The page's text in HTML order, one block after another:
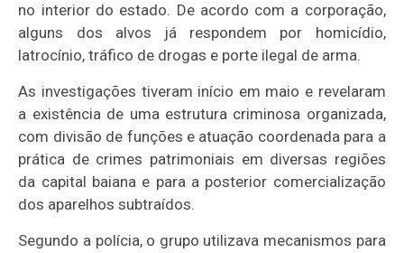
no interior do estado. De acordo com a corporação,
alguns dos alvos já respondem por homicídio,
latrocínio, tráfico de drogas e porte ilegal de arma.
As investigações tiveram início em maio e revelaram
a existência de uma estrutura criminosa organizada,
com divisão de funções e atuação coordenada para a
prática de crimes patrimoniais em diversas regiões
da capital baiana e para a posterior comercialização
dos aparelhos subtraídos.
Segundo a polícia, o grupo utilizava mecanismos para